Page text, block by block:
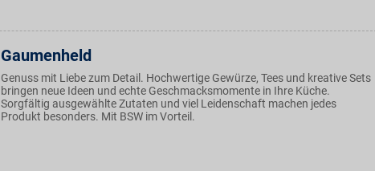
Gaumenheld
Genuss mit Liebe zum Detail. Hochwertige Gewürze, Tees und kreative Sets
bringen neue Ideen und echte Geschmacksmomente in Ihre Küche.
Sorgfältig ausgewählte Zutaten und viel Leidenschaft machen jedes
Produkt besonders. Mit BSW im Vorteil.